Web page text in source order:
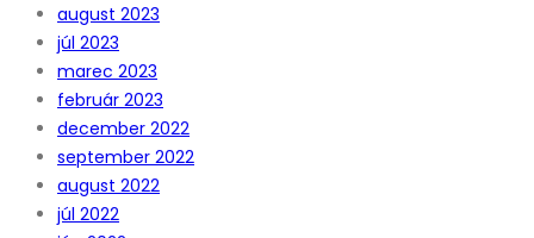
august 2023
júl 2023
marec 2023
február 2023
december 2022
september 2022
august 2022
júl 2022